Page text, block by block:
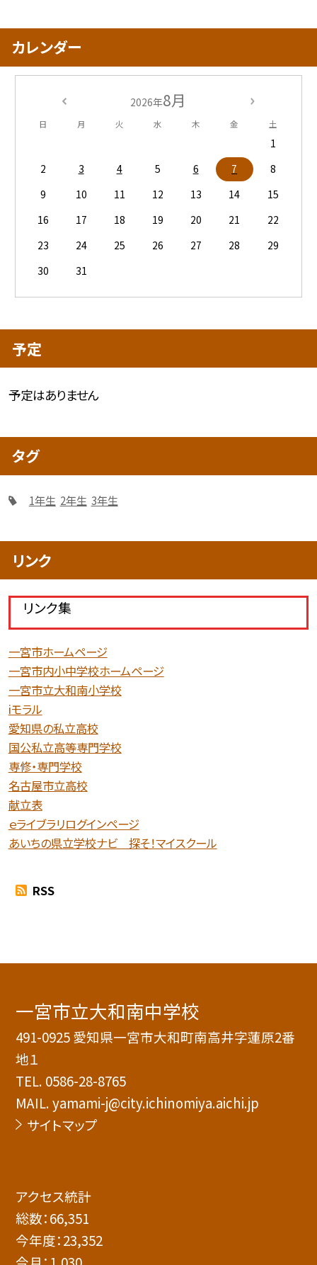
カレンダー
2026年8月
日 月 火 水 木 金 土
1
2
3 4 5 6 7
8
9
10 11 12 13 14
15
16
17 18 19 20 21
22
23
24 25 26 27 28
29
30
31
予定
予定はありません
タグ
1年生 2年生 3年生
リンク
リンク集
一宮市ホームページ
一宮市内小中学校ホームページ
一宮市立大和南小学校
iモラル
愛知県の私立高校
国公私立高等専門学校
専修・専門学校
名古屋市立高校
献立表
ｅライブラリログインページ
あいちの県立学校ナビ 探そ！マイスクール
RSS
一宮市立大和南中学校
491-0925 愛知県一宮市大和町南高井字蓮原2番
地１
TEL. 0586-28-8765
MAIL. yamami-j@city.ichinomiya.aichi.jp
サイトマップ
アクセス統計
総数：66,351
今年度：23,352